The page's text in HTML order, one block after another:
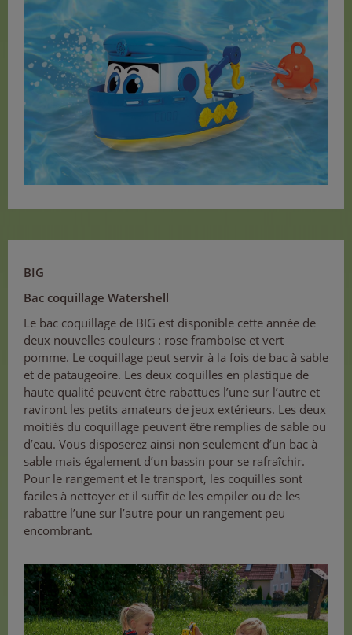
BIG
Bac coquillage Watershell
Le bac coquillage de BIG est disponible cette année de
deux nouvelles couleurs : rose framboise et vert
pomme. Le coquillage peut servir à la fois de bac à sable
et de pataugeoire. Les deux coquilles en plastique de
haute qualité peuvent être rabattues l’une sur l’autre et
raviront les petits amateurs de jeux extérieurs. Les deux
moitiés du coquillage peuvent être remplies de sable ou
d’eau. Vous disposerez ainsi non seulement d’un bac à
sable mais également d’un bassin pour se rafraîchir.
Pour le rangement et le transport, les coquilles sont
faciles à nettoyer et il suffit de les empiler ou de les
rabattre l’une sur l’autre pour un rangement peu
encombrant.